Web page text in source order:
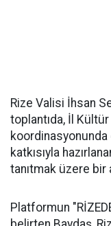
Rize Valisi İhsan
toplantıda, İl
katkısıyla
tanıtmak üzere
Platformun